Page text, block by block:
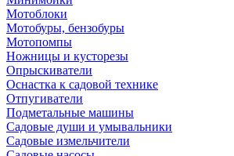
Мотоблоки
Мотобуры, бензобуры
Мотопомпы
Ножницы и кусторезы
Опрыскиватели
Оснастка к садовой технике
Отпугиватели
Подметальные машины
Садовые души и умывальники
Садовые измельчители